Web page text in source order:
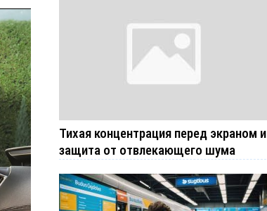
Тихая концентрация перед экраном и
защита от отвлекающего шума